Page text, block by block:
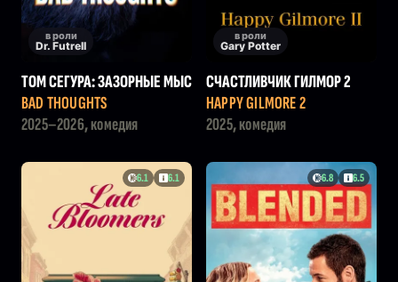
в роли
Dr. Futrell
ТОМ СЕГУРА: ЗАЗОРНЫЕ МЫС
ЛИ
BAD THOUGHTS
2025–2026, комедия
в роли
Gary Potter
СЧАСТЛИВЧИК ГИЛМОР 2
HAPPY GILMORE 2
2025, комедия
6.1 6.1 6.8 6.5